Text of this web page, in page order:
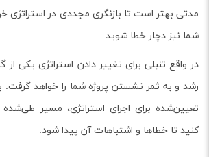
مدتی بهتر است تا بازنگری مجددی در استراتژی
شما نیز دچار خطا شوید.
در واقع تنبلی برای تغییر دادن استراتژی یکی
رشد و به ثمر نشستن پروژه شما را خواهد
تعیین‌شده برای اجرای استراتژی، مسیر
کنید تا خطاها و اشتباهات آن پیدا شود.